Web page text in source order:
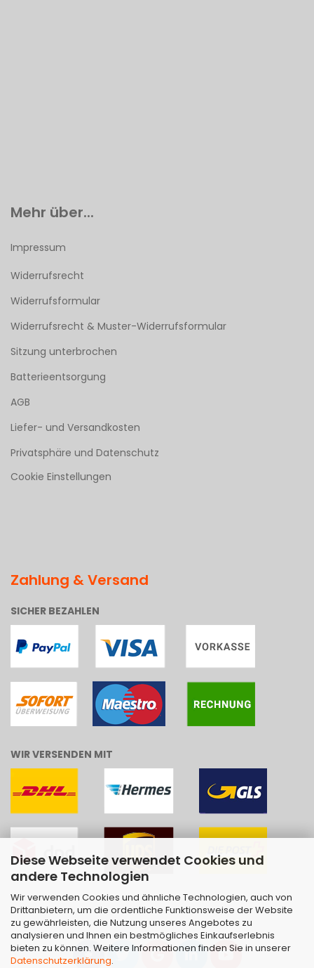
Diese Webseite verwendet Cookies und
andere Technologien
Wir verwenden Cookies und ähnliche Technologien, auch von
Drittanbietern, um die ordentliche Funktionsweise der Website
zu gewährleisten, die Nutzung unseres Angebotes zu
analysieren und Ihnen ein bestmögliches Einkaufserlebnis
bieten zu können. Weitere Informationen finden Sie in unserer
Datenschutzerklärung.
Mehr über...
Impressum
Widerrufsrecht
Widerrufsformular
Widerrufsrecht & Muster-Widerrufsformular
Sitzung unterbrochen
Batterieentsorgung
AGB
Liefer- und Versandkosten
Privatsphäre und Datenschutz
Cookie Einstellungen
Zahlung & Versand
SICHER BEZAHLEN
WIR VERSENDEN MIT